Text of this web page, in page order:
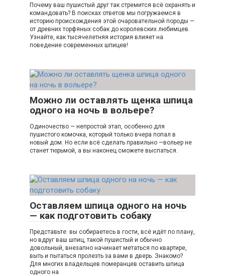
Почему ваш пушистый друг так стремится всё охранять и
командовать? В поисках ответов мы погружаемся в
историю происхождения этой очаровательной породы —
от древних торфяных собак до королевских любимцев.
Узнайте, как тысячелетняя история влияет на
поведение современных шпицев!
Можно ли оставлять щенка шпица
одного на ночь в вольере?
Одиночество — непростой этап, особенно для
пушистого комочка, который только вчера попал в
новый дом. Но если всё сделать правильно —вольер не
станет тюрьмой, а вы наконец сможете выспаться.
Оставляем шпица одного на ночь
— как подготовить собаку
Представьте: вы собираетесь в гости, всё идёт по плану,
но вдруг ваш шпиц, такой пушистый и обычно
довольный, внезапно начинает метаться по квартире,
выть и пытаться пролезть за вами в дверь. Знакомо?
Для многих владельцев померанцев оставить шпица
одного на